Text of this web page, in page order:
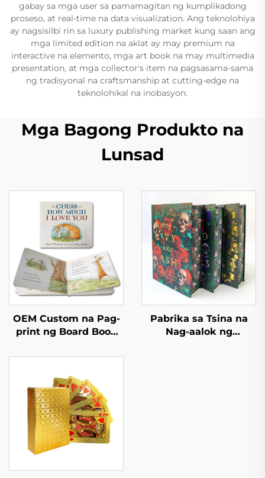
gabay sa mga user sa pamamagitan ng kumplikadong
proseso, at real-time na data visualization. Ang teknolohiya
ay nagsisilbi rin sa luxury publishing market kung saan ang
mga limited edition na aklat ay may premium na
interactive na elemento, mga art book na may multimedia
presentation, at mga collector's item na pagsasama-sama
ng tradisyonal na craftsmanship at cutting-edge na
teknolohikal na inobasyon.
Mga Bagong Produkto na
Lunsad
OEM Custom na Pag-
print ng Board Book
Edukatibong Mga
sa mga Bata na May
Interactive na English
na Children Board
Book
Pabrika sa Tsina na
Nag-aalok ng